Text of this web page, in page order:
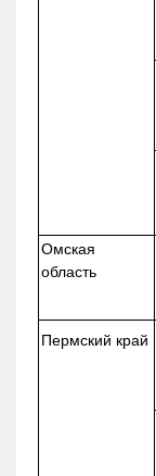
Омская
область
Пермский край